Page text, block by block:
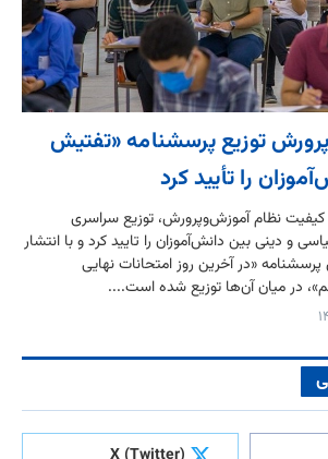
توزیع پرسشنامه «تفتیش
را تأیید کرد
کیفیت نظام آموزش‌و‌پرورش، توزیع سراسری
و دینی بین دانش‌آموزان را تایید کرد و با انتشار
«در آخرین روز امتحانات نهایی
در میان آن‌ها توزیع شده است....